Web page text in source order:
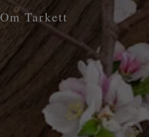
Om Tarkett